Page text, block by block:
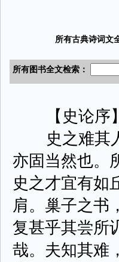
【史论序】
史之难其人
亦固当然也。
史之才宜有如
肩。巢子之书
复甚乎其尝所
哉。夫知其难